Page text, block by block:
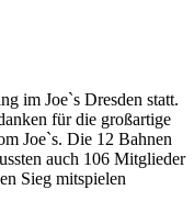
im Joe`s Dresden statt.
für die großartige
Joe`s. Die 12 Bahnen
auch 106 Mitglieder
Sieg mitspielen